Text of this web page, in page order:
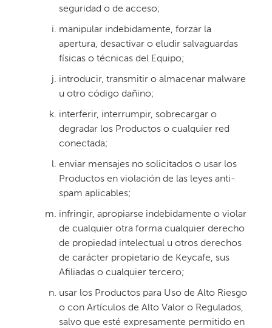
seguridad o de acceso;
manipular indebidamente, forzar la
apertura, desactivar o eludir salvaguardas
físicas o técnicas del Equipo;
introducir, transmitir o almacenar malware
u otro código dañino;
interferir, interrumpir, sobrecargar o
degradar los Productos o cualquier red
conectada;
enviar mensajes no solicitados o usar los
Productos en violación de las leyes anti-
spam aplicables;
infringir, apropiarse indebidamente o violar
de cualquier otra forma cualquier derecho
de propiedad intelectual u otros derechos
de carácter propietario de Keycafe, sus
Afiliadas o cualquier tercero;
usar los Productos para Uso de Alto Riesgo
o con Artículos de Alto Valor o Regulados,
salvo que esté expresamente permitido en